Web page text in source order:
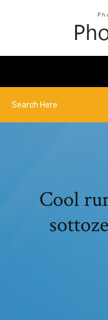
Cool